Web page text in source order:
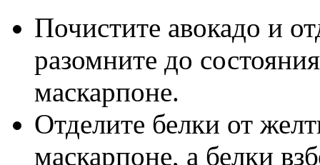
Почистите авокадо и
разомните до
маскарпоне.
Отделите белки от
маскарпоне, а белки